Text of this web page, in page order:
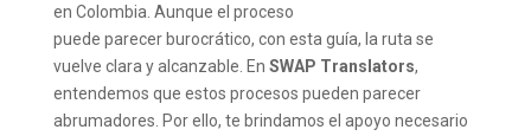
en Colombia. Aunque el proceso
puede parecer burocrático, con esta guía, la ruta se
vuelve clara y alcanzable. En SWAP Translators,
entendemos que estos procesos pueden parecer
abrumadores. Por ello, te brindamos el apoyo necesario